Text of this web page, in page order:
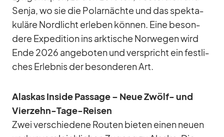
Senja, wo sie die Po­lar­nächte und das spek­ta­
ku­läre Nord­licht er­le­ben kön­nen. Eine be­son­
dere Ex­pe­di­tion ins ark­ti­sche Nor­we­gen wird
Ende 2026 an­ge­bo­ten und ver­spricht ein fest­li­
ches Er­leb­nis der be­son­de­ren Art.
Alas­kas In­side Pas­sage – Neue Zwölf- und
Vier­zehn-Tage-Rei­sen
Zwei ver­schie­dene Rou­ten bie­ten ei­nen neuen